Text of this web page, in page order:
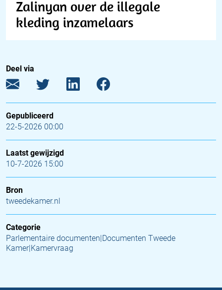
Zalinyan over de illegale
kleding inzamelaars
Deel via
Gepubliceerd
22-5-2026 00:00
Laatst gewijzigd
10-7-2026 15:00
Bron
tweedekamer.nl
Categorie
Parlementaire documenten|Documenten Tweede
Kamer|Kamervraag